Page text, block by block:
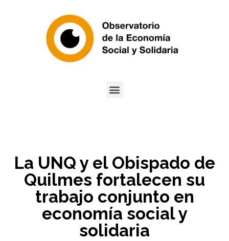
La UNQ y el Obispado de
Quilmes fortalecen su
trabajo conjunto en
economía social y
solidaria